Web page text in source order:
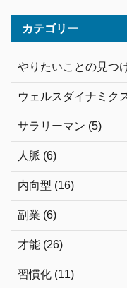
カテゴリー
やりたいことの見つ
ウェルスダイナミク
サラリーマン (5)
人脈 (6)
内向型 (16)
副業 (6)
才能 (26)
習慣化 (11)